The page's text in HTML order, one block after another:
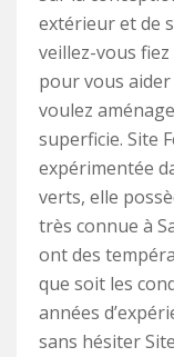
extérieur et de
veillez-vous
pour vous
voulez
superficie. Site
expérimentée
verts, elle
très connue à
ont des
que soit les
années
sans hésiter